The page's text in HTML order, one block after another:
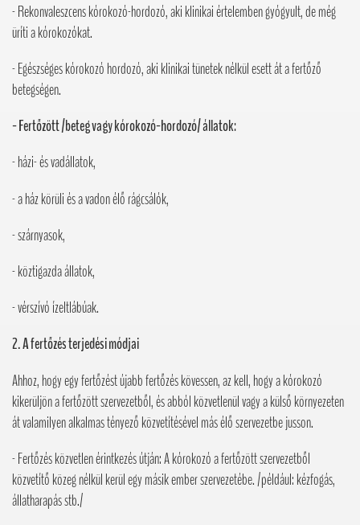
- Rekonvaleszcens kórokozó-hordozó, aki klinikai értelemben gyógyult, de még
üríti a kórokozókat.
- Egészséges kórokozó hordozó, aki klinikai tünetek nélkül esett át a fertőző
betegségen.
- Fertőzött /beteg vagy kórokozó-hordozó/ állatok:
- házi- és vadállatok,
- a ház körüli és a vadon élő rágcsálók,
- szárnyasok,
- köztigazda állatok,
- vérszívó ízeltlábúak.
2. Afertőzés terjedési módjai
Ahhoz, hogy egy fertőzést újabb fertőzés kövessen, az kell, hogy a kórokozó
kikerüljön a fertőzött szervezetből, és abból közvetlenül vagy a külső környezeten
át valamilyen alkalmas tényező közvetítésével más élő szervezetbe jusson.
- Fertőzés közvetlen érintkezés útján: A kórokozó a fertőzött szervezetből
közvetítő közeg nélkül kerül egy másik ember szervezetébe. /például: kézfogás,
állatharapás stb./